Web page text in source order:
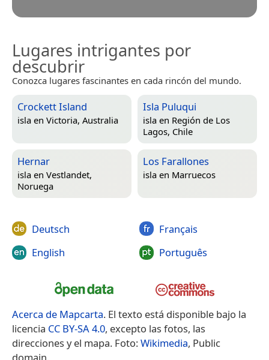
Lugares intrigantes por
descubrir
Conozca lugares fascinantes en cada rincón del mundo.
Crockett Island
isla en Victoria, Australia
Isla Puluqui
isla en Región de Los
Lagos, Chile
Hernar
isla en Vestlandet,
Noruega
Los Farallones
isla en Marruecos
Deutsch
English
Français
Português
Acerca de Mapcarta. El texto está disponible bajo la
licencia CC BY-SA 4.0, excepto las fotos, las
direcciones y el mapa. Foto:Wikimedia, Public